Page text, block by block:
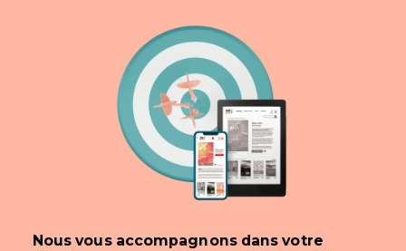
Nous contacter
FAQ
Nous vous accompagnons dans votre